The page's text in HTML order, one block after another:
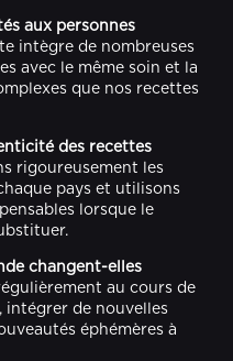
aux personnes
intègre de nombreuses
avec le même soin et la
que nos recettes
des recettes
rigoureusement les
pays et utilisons
lorsque le
changent-elles
au cours de
intégrer de nouvelles
éphémères à